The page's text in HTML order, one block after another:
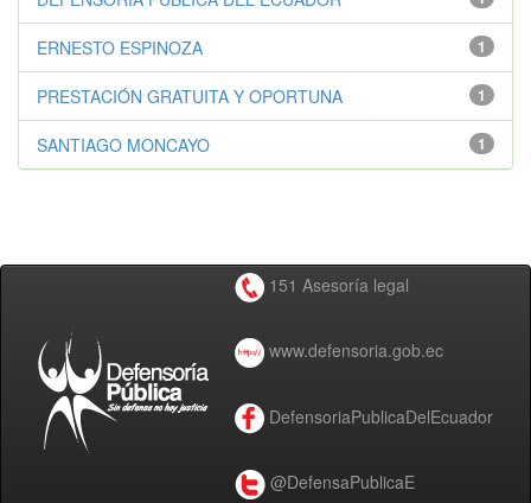
1
ERNESTO ESPINOZA
1
PRESTACIÓN GRATUITA Y OPORTUNA
1
SANTIAGO MONCAYO
151 Asesoría legal
www.defensoria.gob.ec
DefensoriaPublicaDelEcuador
@DefensaPublicaE